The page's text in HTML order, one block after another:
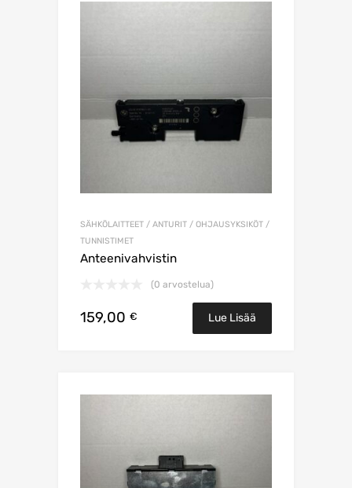
SÄHKÖLAITTEET / ANTURIT / OHJAUSYKSIKÖT /
TUNNISTIMET
Anteenivahvistin
(0 arvostelua)
159,00 € Lue Lisää